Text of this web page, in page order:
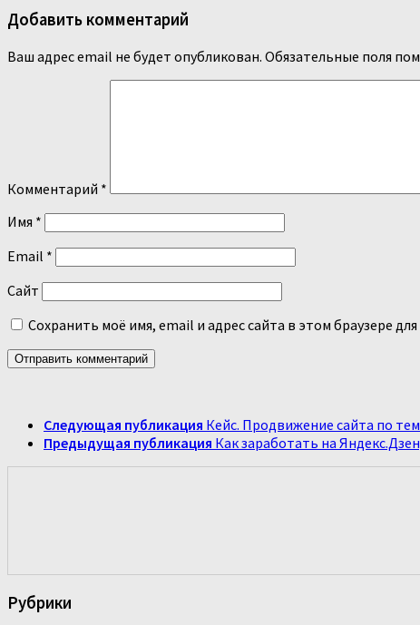
Добавить комментарий
Ваш адрес email не будет опубликован. Обязательные поля
Комментарий *
Имя *
Email *
Сайт
Сохранить моё имя, email и адрес сайта в этом браузере
Следующая публикация Кейс. Продвижение сайта по
Предыдущая публикация Как заработать на
Рубрики